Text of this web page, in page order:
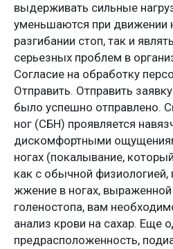
выдерживать сильные
уменьшаются при движении
разгибании стоп, так и
серьезных проблем в
Согласие на обработку
Отправить. Отправить
было успешно отправлено.
ног (СБН) проявляется
дискомфортными
ногах (покалывание,
как с обычной физиологией,
жжение в ногах, выраженной
голеностопа, вам
анализ крови на сахар. Еще
предрасположенность,